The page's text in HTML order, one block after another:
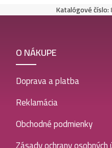
Katalógové číslo:
O NÁKUPE
Doprava a platba
Reklamácia
Obchodné podmienky